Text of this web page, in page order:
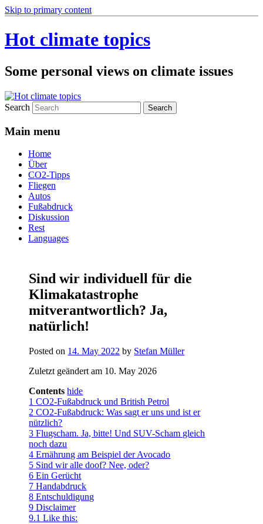
Skip to primary content
Hot climate topics
Some personal views on climate issues
Search
Main menu
Home
Über
CO2-Tipps
Fliegen
Autos
Fußabdruck
Diskussion
Rest
Languages
Sind wir individuell für die
Klimakatastrophe
mitverantwortlich? Ja,
natürlich!
Posted on 14. May 2022 by Stefan Müller
Zuletzt geändert am 10. May 2026
Contents hide
1 CO2-Fußabdruck und British Petrol
2 CO2-Fußabdruck: Was sagt er uns und ist er
nützlich?
3 Flugscham. Ja, bitte! Und SUV-Scham gleich
noch dazu
4 Ernährung am Beispiel der Avocado
5 Sind wir alle doof? Nee, oder?
6 Ein Gerücht
7 Handabdruck
8 Entschuldigung
9 Disclaimer
9.1 Like this: